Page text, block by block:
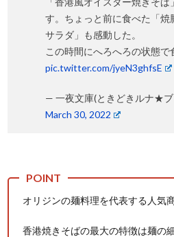
す。ちょっと前に食べた「焼
サラダ」も感動した。
この時間にへろへろの状態で
pic.twitter.com/jyeN3ghfsE
— 一夜文庫(ときどきルナ★ブ
March 30, 2022
オリジンの麺料理を代表する人気
香港焼きそばの最大の特徴は麺の